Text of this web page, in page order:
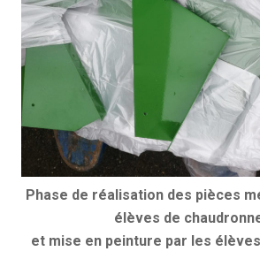
Phase de réalisation des pièces
élèves de
et mise en peinture par les